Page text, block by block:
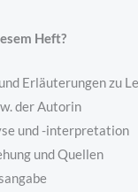
Heft?
Erläuterungen zu
der Autorin
und -interpretation
und Quellen